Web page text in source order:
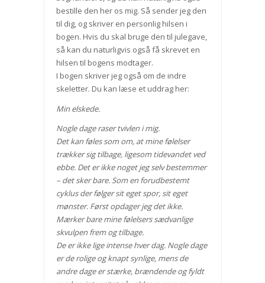
bestille den her os mig. Så sender jeg den
til dig, og skriver en personlig hilsen i
bogen. Hvis du skal bruge den til julegave,
så kan du naturligvis også få skrevet en
hilsen til bogens modtager.
I bogen skriver jeg også om de indre
skeletter. Du kan læse et uddrag her:
Min elskede.
Nogle dage raser tvivlen i mig.
Det kan føles som om, at mine følelser
trækker sig tilbage, ligesom tidevandet ved
ebbe. Det er ikke noget jeg selv bestemmer
– det sker bare. Som en forudbestemt
cyklus der følger sit eget spor, sit eget
mønster. Først opdager jeg det ikke.
Mærker bare mine følelsers sædvanlige
skvulpen frem og tilbage.
De er ikke lige intense hver dag. Nogle dage
er de rolige og knapt synlige, mens de
andre dage er stærke, brændende og fyldt